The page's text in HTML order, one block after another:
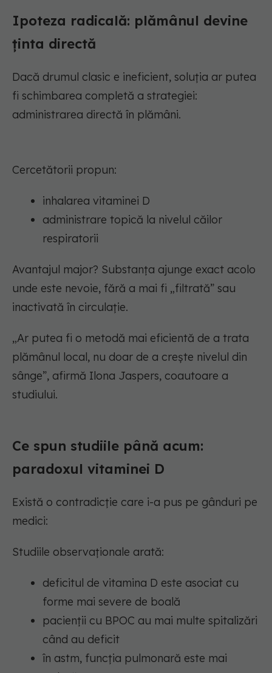
Ipoteza radicală: plămânul devine
ținta directă
Dacă drumul clasic e ineficient, soluția ar putea
fi schimbarea completă a strategiei:
administrarea directă în plămâni.
Cercetătorii propun:
inhalarea vitaminei D
administrare topică la nivelul căilor
respiratorii
Avantajul major? Substanța ajunge exact acolo
unde este nevoie, fără a mai fi „filtrată” sau
inactivată în circulație.
„Ar putea fi o metodă mai eficientă de a trata
plămânul local, nu doar de a crește nivelul din
sânge”, afirmă Ilona Jaspers, coautoare a
studiului.
Ce spun studiile până acum:
paradoxul vitaminei D
Există o contradicție care i-a pus pe gânduri pe
medici:
Studiile observaționale arată:
deficitul de vitamina D este asociat cu
forme mai severe de boală
pacienții cu BPOC au mai multe spitalizări
când au deficit
în astm, funcția pulmonară este mai